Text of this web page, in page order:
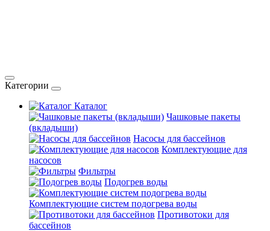
Категории
Каталог
Чашковые пакеты
(вкладыши)
Насосы для бассейнов
Комплектующие для
насосов
Фильтры
Подогрев воды
Комплектующие систем подогрева воды
Противотоки для
бассейнов